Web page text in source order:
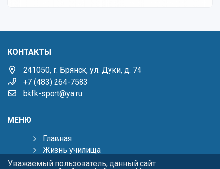
КОНТАКТЫ
241050, г. Брянск, ул. Дуки, д. 74
+7 (483) 264-7583
bkfk-sport@ya.ru
МЕНЮ
Главная
Жизнь училища
Виды спорта
Уважаемый пользователь, данный сайт